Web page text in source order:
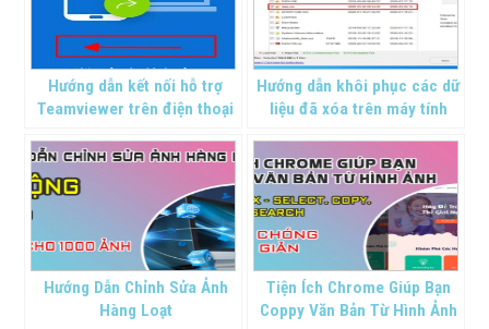
Hướng dẫn kết nối hỗ trợ
Teamviewer trên điện thoại
Hướng dẫn khôi phục các dữ
liệu đã xóa trên máy tính
Hướng Dẫn Chỉnh Sửa Ảnh
Hàng Loạt
Tiện Ích Chrome Giúp Bạn
Coppy Văn Bản Từ Hình Ảnh